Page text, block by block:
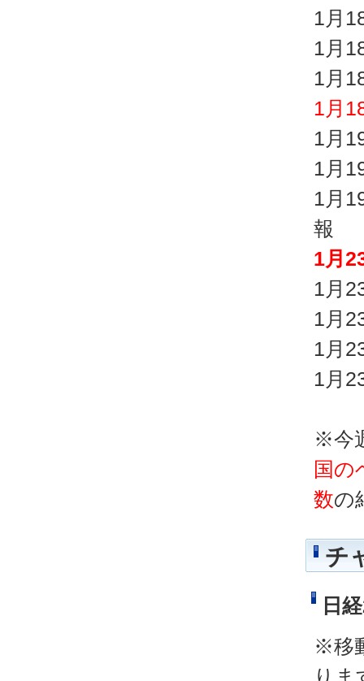
1月
1月
1月
1月
1月
1月
1月
報
1月
1月
1月
1月
1月
※今
国の
数の
チ
日
※移
りま